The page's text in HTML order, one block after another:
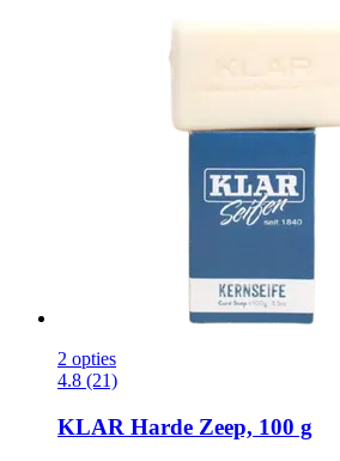
2 opties
4.8 (21)
KLAR Harde Zeep, 100 g